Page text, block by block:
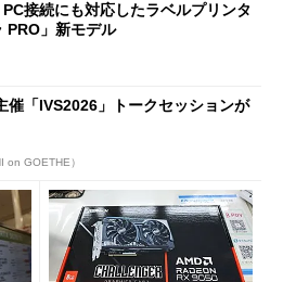
接続にも対応したラベルプリンタ
PRO」新モデル
催「IVS2026」トークセッションが
on GOETHE）